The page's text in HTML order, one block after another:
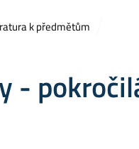
k předmětům
-